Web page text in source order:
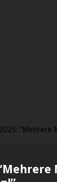
“Mehrere